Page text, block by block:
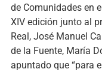
de Comunidades en
XIV edición junto al
Real, José Manuel
de la Fuente, María
apuntado que “para